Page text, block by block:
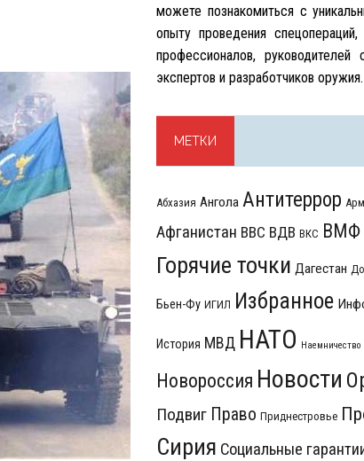
можете познакомиться с
опыту проведения
профессионалов, руководителей
экспертов и разработчиков оружия.
МЕТКИ
Абхазия Ангола Антитеррор
Афганистан ВВС ВДВ ВКС ВМФ
Горячие точки Дагестан
Бьен-Фу ИГИЛ Избранное
История МВД НАТО Наемничество
Новороссия Новости
Подвиг Право Приднестровье
Сирия Социальные